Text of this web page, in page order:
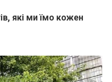
які ми їмо кожен